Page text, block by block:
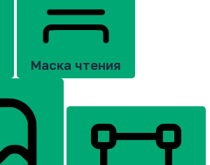
Маска чтения